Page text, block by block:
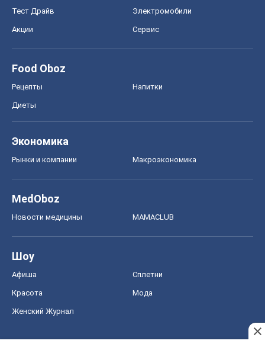
Тест Драйв Электромобили
Акции Сервис
Food Oboz
Рецепты Напитки
Диеты
Экономика
Рынки и компании Mакроэкономика
MedOboz
Новости медицины MAMACLUB
Шоу
Афиша Сплетни
Красота Мода
Женский Журнал